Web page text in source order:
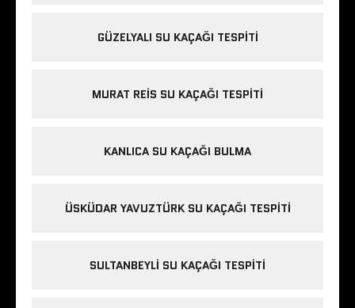
GÜZELYALI SU KAÇAĞI TESPITI
MURAT REIS SU KAÇAĞI TESPITI
KANLICA SU KAÇAĞI BULMA
ÜSKÜDAR YAVUZTÜRK SU KAÇAĞI TESPITI
SULTANBEYLI SU KAÇAĞI TESPITI